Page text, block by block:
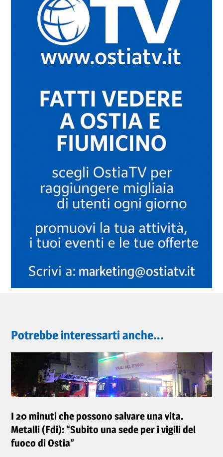
Potrebbe interessarti anche...
I 20 minuti che possono salvare una vita.
Metalli (Fdi): “Subito una sede per i vigili del
fuoco di Ostia”